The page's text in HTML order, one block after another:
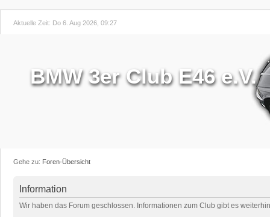
Aktuelle Zeit: Do 6. Aug 2026, 09:27
BMW 3er Club E46 e.V.
Gehe zu: Foren-Übersicht
Information
Wir haben das Forum geschlossen. Informationen zum Club gibt es